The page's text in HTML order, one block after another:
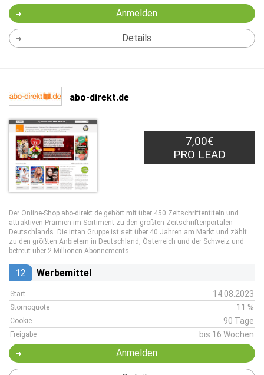
Anmelden
Details
abo-direkt.de
7,00€
PRO LEAD
Der Online-Shop abo-direkt.de gehört mit über 450 Zeitschriftentiteln und
attraktiven Prämien im Sortiment zu den größten Zeitschriftenportalen
Deutschlands. Die intan Gruppe ist seit über 40 Jahren am Markt und zählt
zu den größten Anbietern in Deutschland, Österreich und der Schweiz und
betreut über 2 Millionen Abonnements.
12 Werbemittel
Start 14.08.2023
Stornoquote 11 %
Cookie 90 Tage
Freigabe bis 16 Wochen
Anmelden